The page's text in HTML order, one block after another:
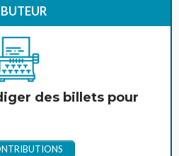
des billets pour